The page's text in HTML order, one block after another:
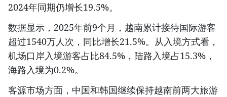
2024年同期仍增长19.5%。
数据显示，2025年前9个月，越南累计接待国际游客
超过1540万人次，同比增长21.5%。从入境方式看，
机场口岸入境游客占比84.5%，陆路入境占15.3%，
海路入境为0.2%。
客源市场方面，中国和韩国继续保持越南前两大旅游